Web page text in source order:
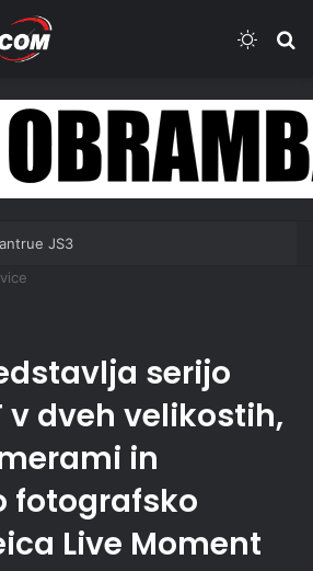
JS3
serijo
v dveh velikostih,
in
fotografsko
Live Moment